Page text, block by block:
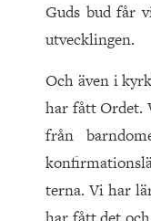
Guds bud får
utvecklingen.
Och även i
har fått Ordet.
från
terna. Vi har